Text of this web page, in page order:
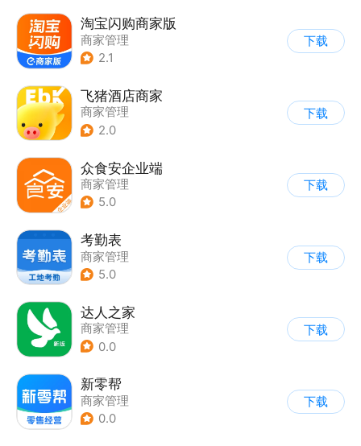
淘宝闪购商家版
商家管理
2.1
下载
飞猪酒店商家
商家管理
2.0
下载
众食安企业端
商家管理
5.0
下载
考勤表
商家管理
5.0
下载
达人之家
商家管理
0.0
下载
新零帮
商家管理
0.0
下载